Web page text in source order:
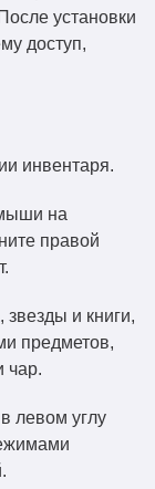
установки
доступ,
инвентаря.
на
правой
звезды и книги,
предметов,
чар.
левом углу